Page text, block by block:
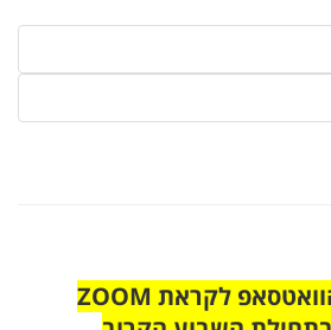
הצטרפו לקבוצת הוואטסאפ לקראת ZOOM